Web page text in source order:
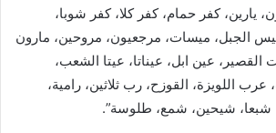
يارين، كفر حمام، كفر كلا، كفر شوبا،
الجبل، ميسات، مرجعيون، مروحين، مارون
عين ابل، عيناتا، عيتا الشعب،
اللويزة، القوزح، رب ثلاثين، رامية،
شبعا، شيحين، شمع، طلوسة”.